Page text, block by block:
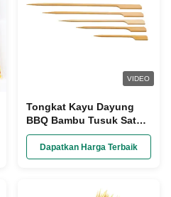
VIDEO
Tongkat Kayu Dayung
BBQ Bambu Tusuk Sate
untuk Memanggang Luar
Ruangan
Dapatkan Harga Terbaik